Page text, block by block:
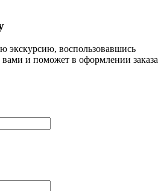
экскурсию, воспользовавшись
и поможет в оформлении заказа